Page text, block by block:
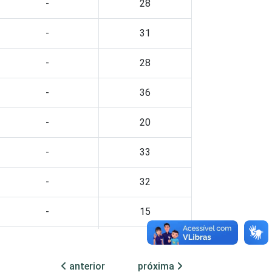
- 28
- 31
- 28
- 36
- 20
- 33
- 32
- 15
59
anterior próxima